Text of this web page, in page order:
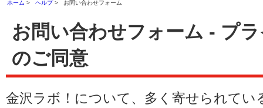
ホーム ヘルプ お問い合わせフォーム
お問い合わせフォーム - プ
のご同意
金沢ラボ！について、多く寄せられてい